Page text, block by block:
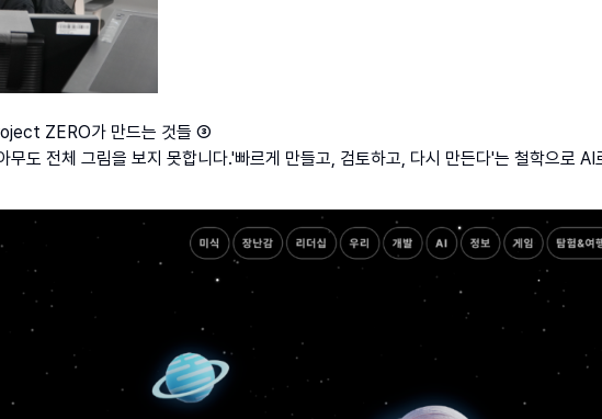
ZERO가 만드는 것들 ③
무도 전체 그림을 보지 못합니다.'빠르게 만들고, 검토하고, 다시 만든다'는 철학으